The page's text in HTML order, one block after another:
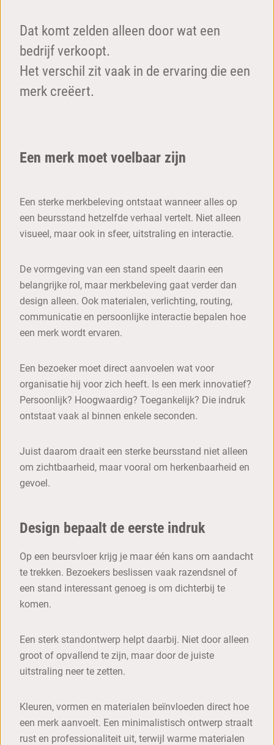
Dat komt zelden alleen door wat een
bedrijf verkoopt.
Het verschil zit vaak in de ervaring die een
merk creëert.
Een merk moet voelbaar zijn
Een sterke merkbeleving ontstaat wanneer alles op
een beursstand hetzelfde verhaal vertelt. Niet alleen
visueel, maar ook in sfeer, uitstraling en interactie.
De vormgeving van een stand speelt daarin een
belangrijke rol, maar merkbeleving gaat verder dan
design alleen. Ook materialen, verlichting, routing,
communicatie en persoonlijke interactie bepalen hoe
een merk wordt ervaren.
Een bezoeker moet direct aanvoelen wat voor
organisatie hij voor zich heeft. Is een merk innovatief?
Persoonlijk? Hoogwaardig? Toegankelijk? Die indruk
ontstaat vaak al binnen enkele seconden.
Juist daarom draait een sterke beursstand niet alleen
om zichtbaarheid, maar vooral om herkenbaarheid en
gevoel.
Design bepaalt de eerste indruk
Op een beursvloer krijg je maar één kans om aandacht
te trekken. Bezoekers beslissen vaak razendsnel of
een stand interessant genoeg is om dichterbij te
komen.
Een sterk standontwerp helpt daarbij. Niet door alleen
groot of opvallend te zijn, maar door de juiste
uitstraling neer te zetten.
Kleuren, vormen en materialen beïnvloeden direct hoe
een merk aanvoelt. Een minimalistisch ontwerp straalt
rust en professionaliteit uit, terwijl warme materialen